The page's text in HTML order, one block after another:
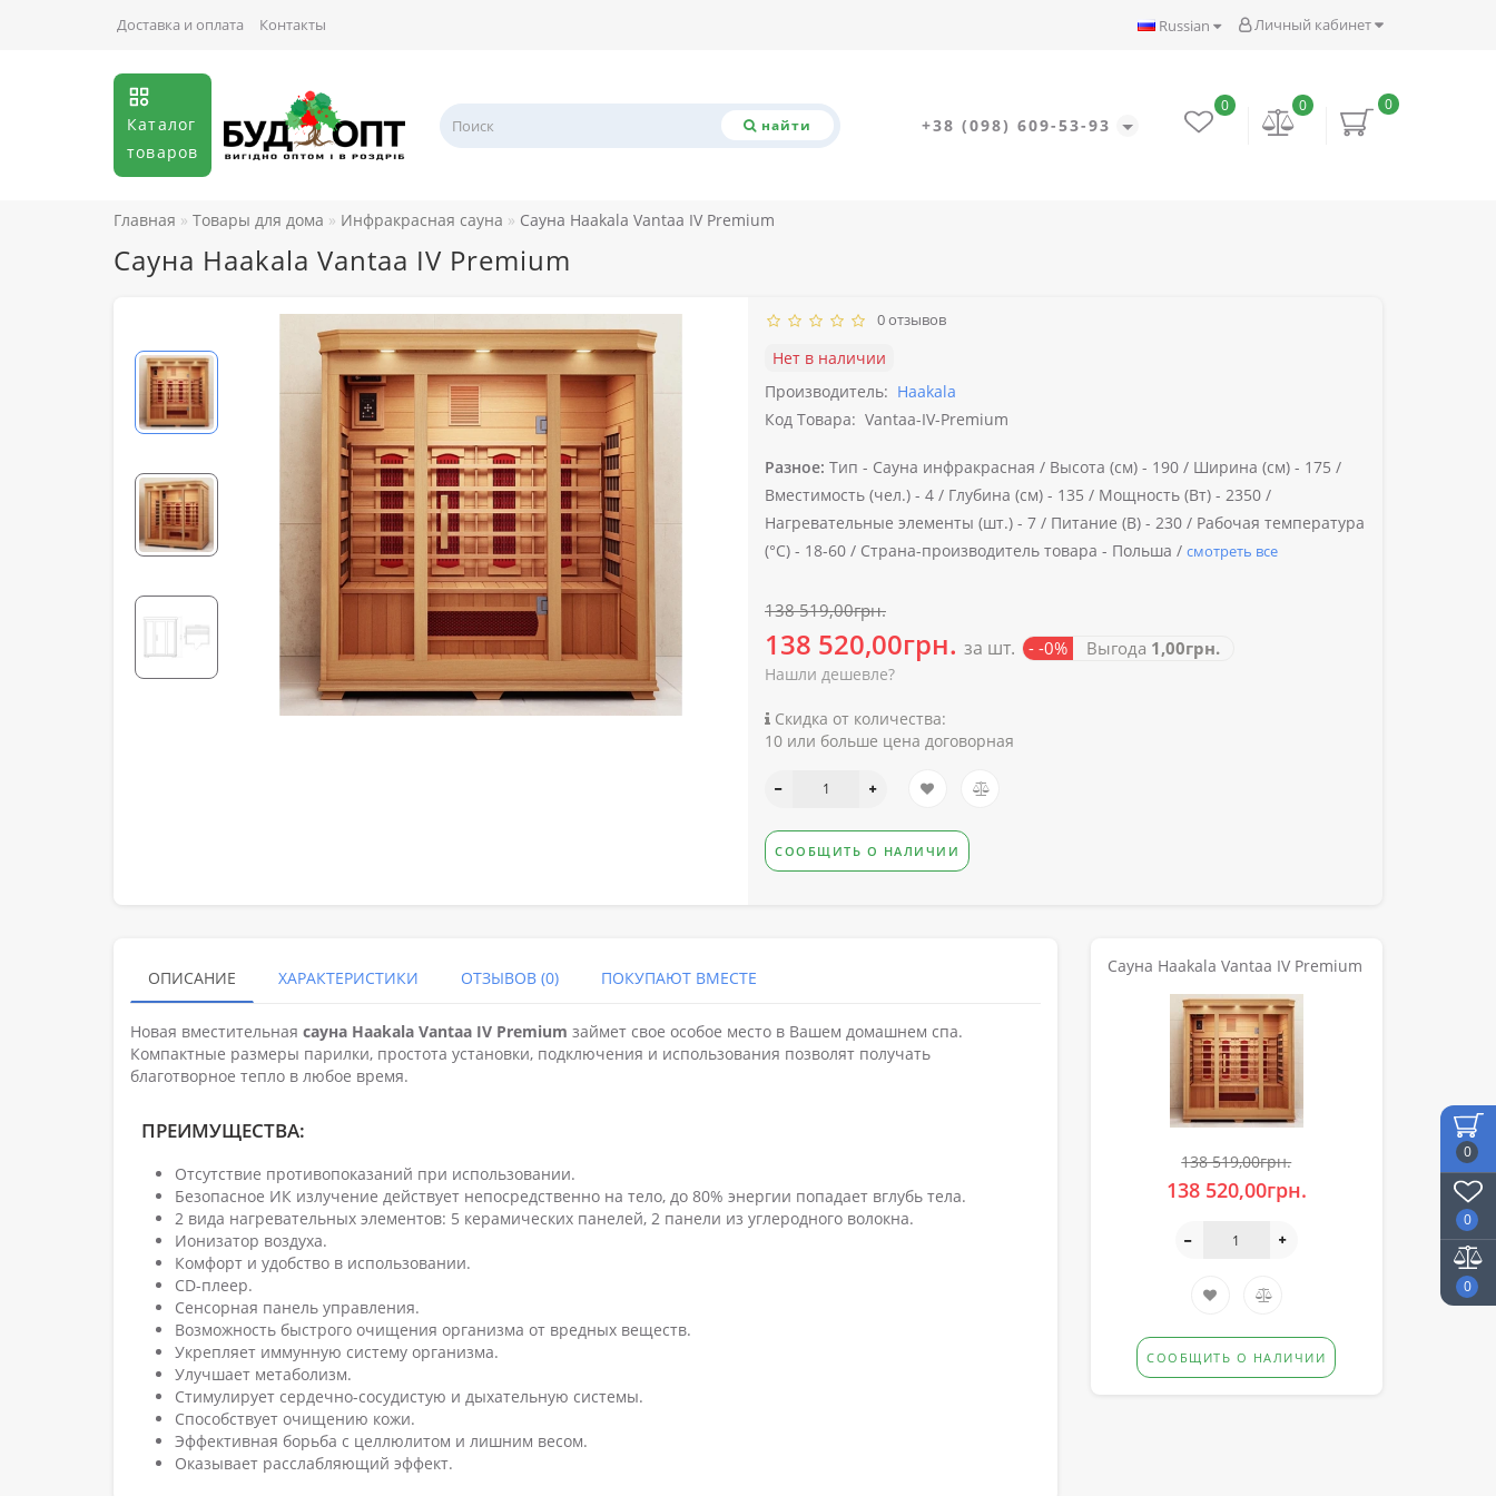
0
0
0
Личный кабинет
Russian
Доставка и оплата Контакты
Каталог
товаров
найти +38 (098) 609-53-93
0
0
0
Главная Товары для дома Инфракрасная сауна Сауна Haakala Vantaa IV Premium
Сауна Haakala Vantaa IV Premium
0 отзывов
Нет в наличии
Производитель: Haakala
Код Товара: Vantaa-IV-Premium
Разное: Тип - Сауна инфракрасная / Высота (см) - 190 / Ширина (см) - 175 /
Вместимость (чел.) - 4 / Глубина (см) - 135 / Мощность (Вт) - 2350 /
Нагревательные элементы (шт.) - 7 / Питание (В) - 230 / Рабочая температура
(°C) - 18-60 / Страна-производитель товара - Польша / смотреть все
138 519,00грн.
138 520,00грн. за шт. - -0% Выгода 1,00грн.
Нашли дешевле?
Скидка от количества:
10 или больше цена договорная
СООБЩИТЬ О НАЛИЧИИ
ОПИСАНИЕ ХАРАКТЕРИСТИКИ ОТЗЫВОВ (0) ПОКУПАЮТ ВМЕСТЕ
Новая вместительная сауна Haakala Vantaa IV Premium займет свое особое место в Вашем домашнем спа.
Компактные размеры парилки, простота установки, подключения и использования позволят получать
благотворное тепло в любое время.
ПРЕИМУЩЕСТВА:
Отсутствие противопоказаний при использовании.
Безопасное ИК излучение действует непосредственно на тело, до 80% энергии попадает вглубь тела.
2 вида нагревательных элементов: 5 керамических панелей, 2 панели из углеродного волокна.
Ионизатор воздуха.
Комфорт и удобство в использовании.
CD-плеер.
Сенсорная панель управления.
Возможность быстрого очищения организма от вредных веществ.
Укрепляет иммунную систему организма.
Улучшает метаболизм.
Стимулирует сердечно-сосудистую и дыхательную системы.
Способствует очищению кожи.
Эффективная борьба с целлюлитом и лишним весом.
Оказывает расслабляющий эффект.
Сауна Haakala Vantaa IV Premium
138 519,00грн.
138 520,00грн.
СООБЩИТЬ О НАЛИЧИИ